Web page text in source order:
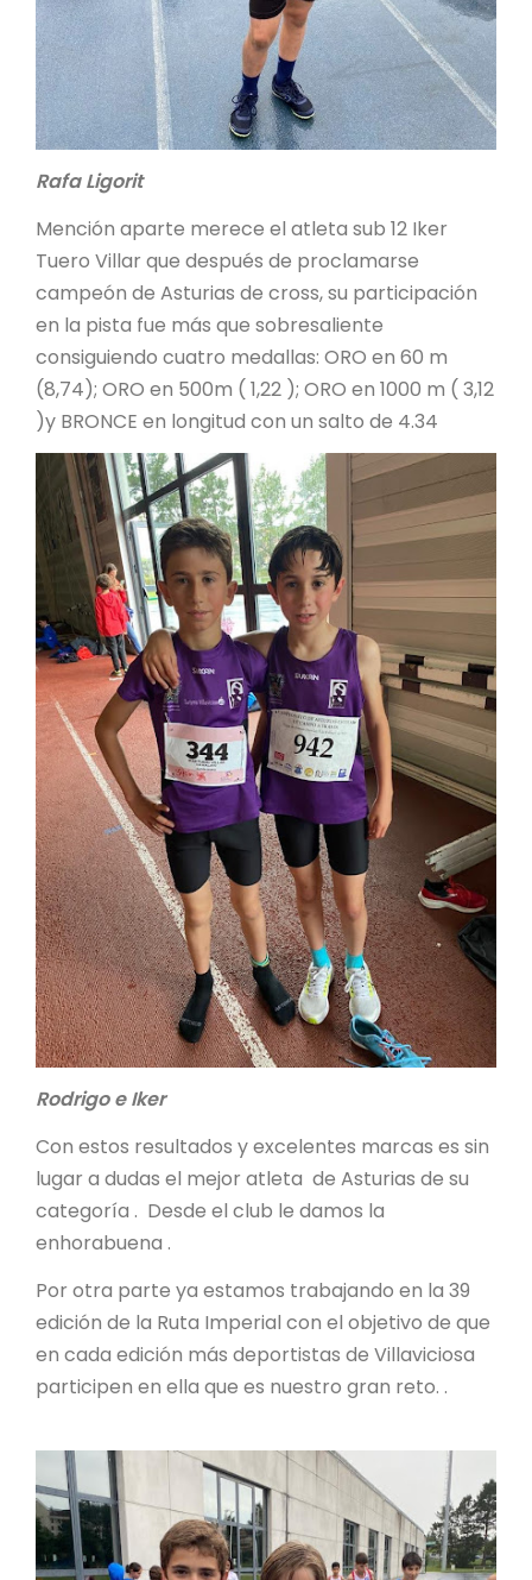
Rafa Ligorit
Mención aparte merece el atleta sub 12 Iker
Tuero Villar que después de proclamarse
campeón de Asturias de cross, su participación
en la pista fue más que sobresaliente
consiguiendo cuatro medallas: ORO en 60 m
(8,74); ORO en 500m ( 1,22 ); ORO en 1000 m ( 3,12
)y BRONCE en longitud con un salto de 4.34
Rodrigo e Iker
Con estos resultados y excelentes marcas es sin
lugar a dudas el mejor atleta de Asturias de su
categoría . Desde el club le damos la
enhorabuena .
Por otra parte ya estamos trabajando en la 39
edición de la Ruta Imperial con el objetivo de que
en cada edición más deportistas de Villaviciosa
participen en ella que es nuestro gran reto. .